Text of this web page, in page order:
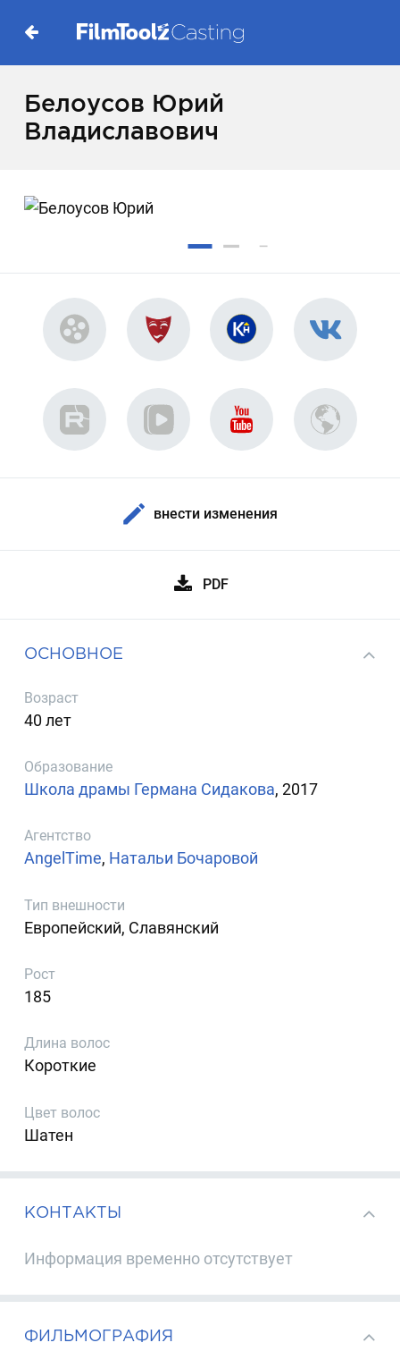
Белоусов Юрий
Владиславович
внести изменения
PDF
ОСНОВНОЕ
Возраст
40 лет
Образование
Школа драмы Германа Сидакова, 2017
Агентство
AngelTime, Натальи Бочаровой
Тип внешности
Европейский, Славянский
Рост
185
Длина волос
Короткие
Цвет волос
Шатен
КОНТАКТЫ
Информация временно отсутствует
ФИЛЬМОГРАФИЯ